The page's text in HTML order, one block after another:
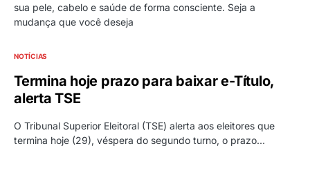
sua pele, cabelo e saúde de forma consciente. Seja a
mudança que você deseja
NOTÍCIAS
Termina hoje prazo para baixar e-Título,
alerta TSE
O Tribunal Superior Eleitoral (TSE) alerta aos eleitores que
termina hoje (29), véspera do segundo turno, o prazo…